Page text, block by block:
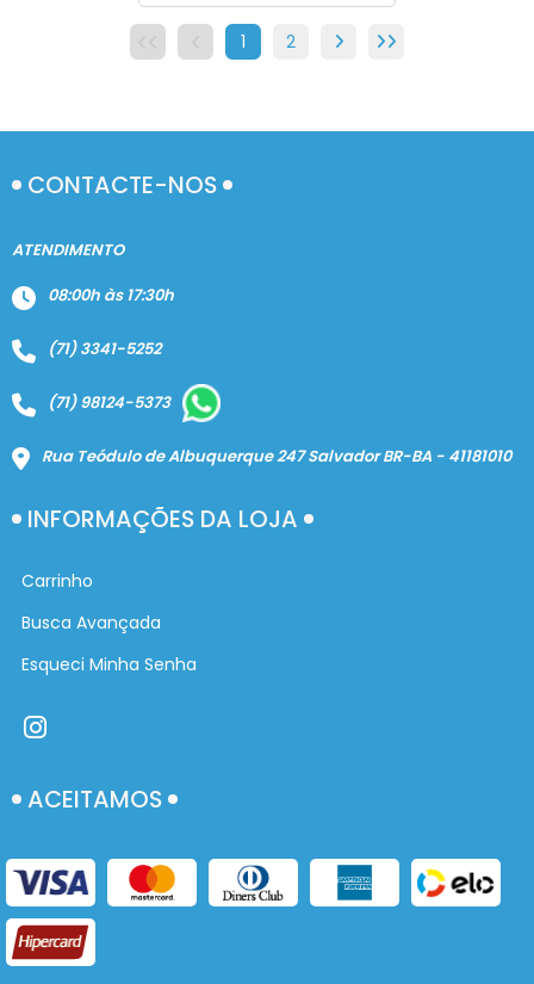
1
2
CONTACTE-NOS
ATENDIMENTO
08:00h às 17:30h
(71) 3341-5252
(71) 98124-5373
Rua Teódulo de Albuquerque 247 Salvador BR-BA - 41181010
INFORMAÇÕES DA LOJA
Carrinho
Busca Avançada
Esqueci Minha Senha
ACEITAMOS